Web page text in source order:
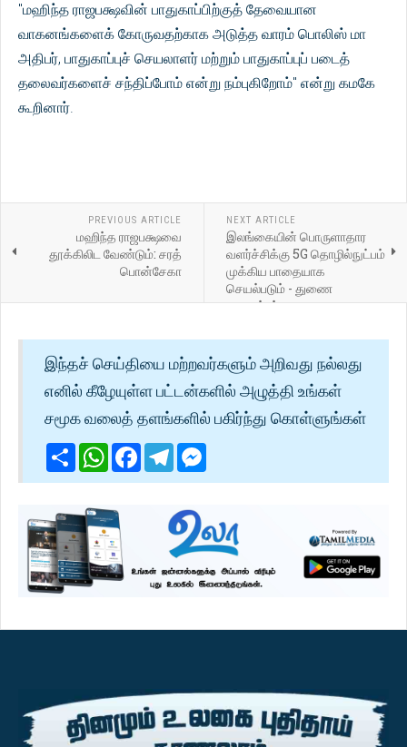
"மஹிந்த ராஜபக்ஷவின் பாதுகாப்பிற்குத் தேவையான
வாகனங்களைக் கோருவதற்காக அடுத்த வாரம் பொலிஸ் மா
அதிபர், பாதுகாப்புச் செயலாளர் மற்றும் பாதுகாப்புப் படைத்
தலைவர்களைச் சந்திப்போம் என்று நம்புகிறோம்" என்று கமகே
கூறினார்.
PREVIOUS ARTICLE
மஹிந்த ராஜபக்ஷவை
தூக்கிலிட வேண்டும்: சரத்
பொன்சேகா
NEXT ARTICLE
இலங்கையின் பொருளாதார
வளர்ச்சிக்கு 5G தொழில்நுட்பம்
முக்கிய பாதையாக
செயல்படும் - துணை
அமைச்சர்
இந்தச் செய்தியை மற்றவர்களும் அறிவது நல்லது
எனில் கீழேயுள்ள பட்டன்களில் அழுத்தி உங்கள்
சமூக வலைத் தளங்களில் பகிர்ந்து கொள்ளுங்கள்
ShareWhatsApp
Facebook
Telegram